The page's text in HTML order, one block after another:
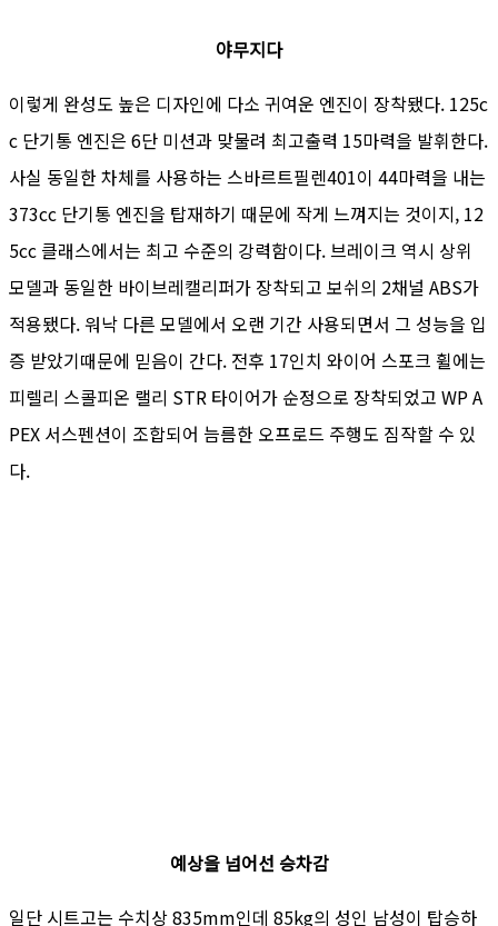
야무지다
이렇게 완성도 높은 디자인에 다소 귀여운 엔진이 장착됐다. 125c
c 단기통 엔진은 6단 미션과 맞물려 최고출력 15마력을 발휘한다.
사실 동일한 차체를 사용하는 스바르트필렌401이 44마력을 내는
373cc 단기통 엔진을 탑재하기 때문에 작게 느껴지는 것이지, 12
5cc 클래스에서는 최고 수준의 강력함이다. 브레이크 역시 상위
모델과 동일한 바이브레캘리퍼가 장착되고 보쉬의 2채널 ABS가
적용됐다. 워낙 다른 모델에서 오랜 기간 사용되면서 그 성능을 입
증 받았기때문에 믿음이 간다. 전후 17인치 와이어 스포크 휠에는
피렐리 스콜피온 랠리 STR 타이어가 순정으로 장착되었고 WP A
PEX 서스펜션이 조합되어 늠름한 오프로드 주행도 짐작할 수 있
다.
예상을 넘어선 승차감
일단 시트고는 수치상 835mm인데 85kg의 성인 남성이 탑승하